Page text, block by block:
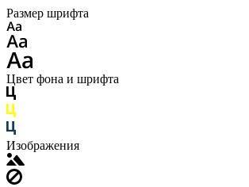
Размер шрифта
Цвет фона и шрифта
Изображения